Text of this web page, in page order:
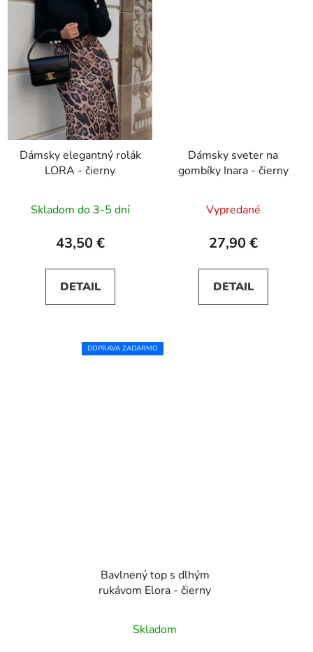
Dámsky elegantný rolák
LORA - čierny
Skladom do 3-5 dní
43,50 €
DETAIL
Dámsky sveter na
gombíky Inara - čierny
Vypredané
27,90 €
DETAIL
DOPRAVA ZADARMO
Bavlnený top s dlhým
rukávom Elora - čierny
Skladom